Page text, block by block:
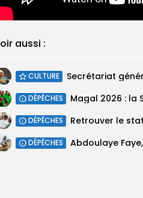
aussi :
CULTURE
DÉPÊCHES
DÉPÊCHES
DÉPÊCHES